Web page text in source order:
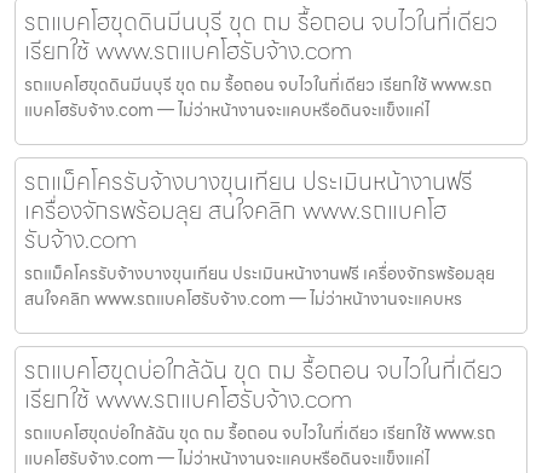
รถแบคโฮขุดดินมีนบุรี ขุด ถม รื้อถอน จบไวในที่เดียว
เรียกใช้ www.รถแบคโฮรับจ้าง.com
รถแบคโฮขุดดินมีนบุรี ขุด ถม รื้อถอน จบไวในที่เดียว เรียกใช้ www.รถ
แบคโฮรับจ้าง.com — ไม่ว่าหน้างานจะแคบหรือดินจะแข็งแค่ไ
รถแม็คโครรับจ้างบางขุนเทียน ประเมินหน้างานฟรี
เครื่องจักรพร้อมลุย สนใจคลิก www.รถแบคโฮ
รับจ้าง.com
รถแม็คโครรับจ้างบางขุนเทียน ประเมินหน้างานฟรี เครื่องจักรพร้อมลุย
สนใจคลิก www.รถแบคโฮรับจ้าง.com — ไม่ว่าหน้างานจะแคบหร
รถแบคโฮขุดบ่อใกล้ฉัน ขุด ถม รื้อถอน จบไวในที่เดียว
เรียกใช้ www.รถแบคโฮรับจ้าง.com
รถแบคโฮขุดบ่อใกล้ฉัน ขุด ถม รื้อถอน จบไวในที่เดียว เรียกใช้ www.รถ
แบคโฮรับจ้าง.com — ไม่ว่าหน้างานจะแคบหรือดินจะแข็งแค่ไ